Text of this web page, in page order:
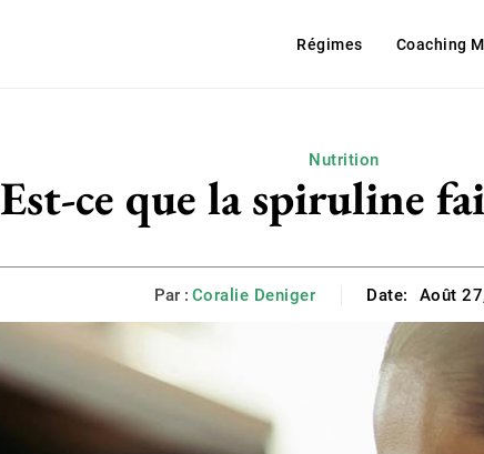
Régimes Coaching
Nutrition
Est-ce que la spiruline
Par : Coralie Deniger Date: Août